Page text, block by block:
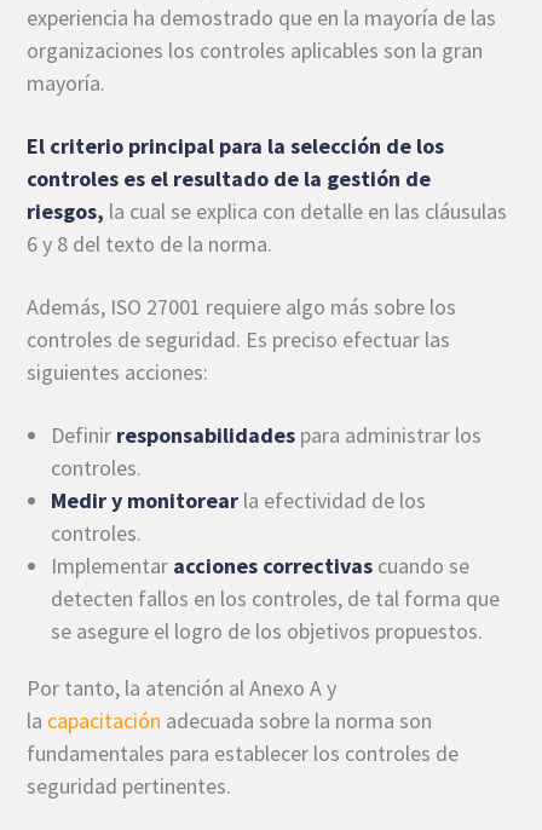
experiencia ha demostrado que en la mayoría de las
organizaciones los controles aplicables son la gran
mayoría.
El criterio principal para la selección de los
controles es el resultado de la gestión de
riesgos, la cual se explica con detalle en las cláusulas
6 y 8 del texto de la norma.
Además, ISO 27001 requiere algo más sobre los
controles de seguridad. Es preciso efectuar las
siguientes acciones:
Definir responsabilidades para administrar los
controles.
Medir y monitorear la efectividad de los
controles.
Implementar acciones correctivas cuando se
detecten fallos en los controles, de tal forma que
se asegure el logro de los objetivos propuestos.
Por tanto, la atención al Anexo A y
la capacitación adecuada sobre la norma son
fundamentales para establecer los controles de
seguridad pertinentes.